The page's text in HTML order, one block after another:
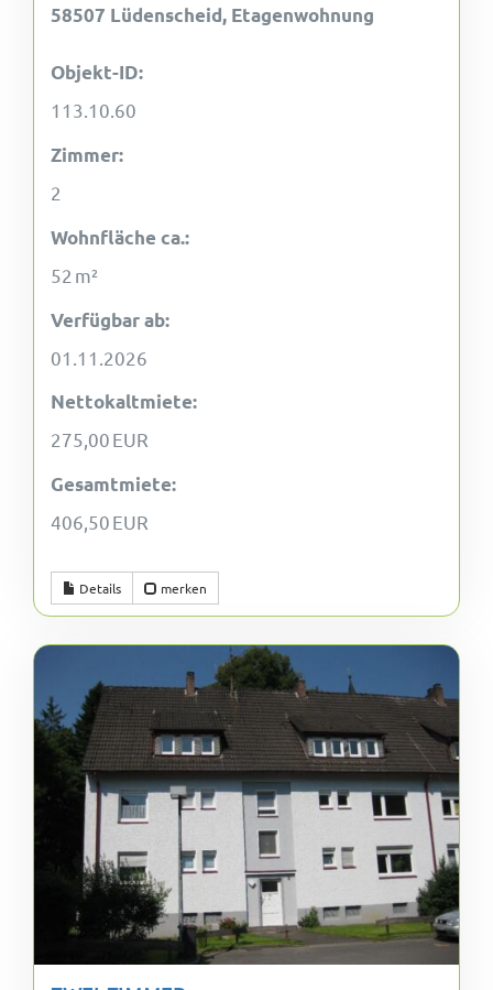
58507 Lüdenscheid, Etagenwohnung
Objekt-ID:
113.10.60
Zimmer:
2
Wohnfläche ca.:
52 m²
Verfügbar ab:
01.11.2026
Nettokaltmiete:
275,00 EUR
Gesamtmiete:
406,50 EUR
Details merken